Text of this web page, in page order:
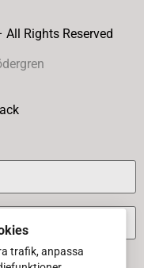
Rights Reserved
trafik, anpassa